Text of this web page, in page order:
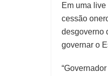
Em uma
cessão
desgoverno
governar o